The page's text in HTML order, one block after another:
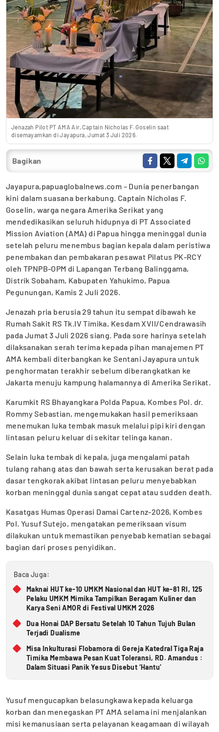
Jenazah Pilot PT AMA Air, Captain Nicholas F. Goselin saat
disemayamkan di Jayapura, Jumat 3 Juli 2026.
Bagikan
Jayapura,papuaglobalnews.com – Dunia penerbangan
kini dalam suasana berkabung. Captain Nicholas F.
Goselin, warga negara Amerika Serikat yang
mendedikasikan seluruh hidupnya di PT Associated
Mission Aviation (AMA) di Papua hingga meninggal dunia
setelah peluru menembus bagian kepala dalam peristiwa
penembakan dan pembakaran pesawat Pilatus PK-RCY
oleh TPNPB-OPM di Lapangan Terbang Balinggama,
Distrik Sobaham, Kabupaten Yahukimo, Papua
Pegunungan, Kamis 2 Juli 2026.
Jenazah pria berusia 29 tahun itu sempat dibawah ke
Rumah Sakit RS Tk.IV Timika, Kesdam XVII/Cendrawasih
pada Jumat 3 Juli 2026 siang. Pada sore harinya setelah
dilaksanakan serah terima kepada pihan manajemen PT
AMA kembali diterbangkan ke Sentani Jayapura untuk
penghormatan terakhir sebelum diberangkatkan ke
Jakarta menuju kampung halamannya di Amerika Serikat.
Karumkit RS Bhayangkara Polda Papua, Kombes Pol. dr.
Rommy Sebastian, mengemukakan hasil pemeriksaan
menemukan luka tembak masuk melalui pipi kiri dengan
lintasan peluru keluar di sekitar telinga kanan.
Selain luka tembak di kepala, juga mengalami patah
tulang rahang atas dan bawah serta kerusakan berat pada
dasar tengkorak akibat lintasan peluru menyebabkan
korban meninggal dunia sangat cepat atau sudden death.
Kasatgas Humas Operasi Damai Cartenz-2026, Kombes
Pol. Yusuf Sutejo, mengatakan pemeriksaan visum
dilakukan untuk memastikan penyebab kematian sebagai
bagian dari proses penyidikan.
Baca Juga:
Maknai HUT ke-10 UMKM Nasional dan HUT ke-81 RI, 125
Pelaku UMKM Mimika Tampilkan Beragam Kuliner dan
Karya Seni AMOR di Festival UMKM 2026
Dua Honai DAP Bersatu Setelah 10 Tahun Tujuh Bulan
Terjadi Dualisme
Misa Inkulturasi Flobamora di Gereja Katedral Tiga Raja
Timika Membawa Pesan Kuat Toleransi, RD. Amandus :
Dalam Situasi Panik Yesus Disebut ‘Hantu’
Yusuf mengucapkan belasungkawa kepada keluarga
korban dan menegaskan PT AMA selama ini menjalankan
misi kemanusiaan serta pelayanan keagamaan di wilayah